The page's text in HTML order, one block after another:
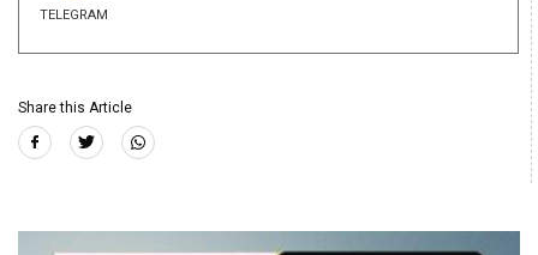
TELEGRAM
Share this Article